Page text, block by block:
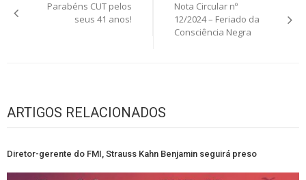
de
Parabéns CUT pelos
seus 41 anos!
Nota Circular nº
12/2024 – Feriado da
Consciência Negra
ARTIGOS RELACIONADOS
Diretor-gerente do FMI, Strauss Kahn Benjamin seguirá preso